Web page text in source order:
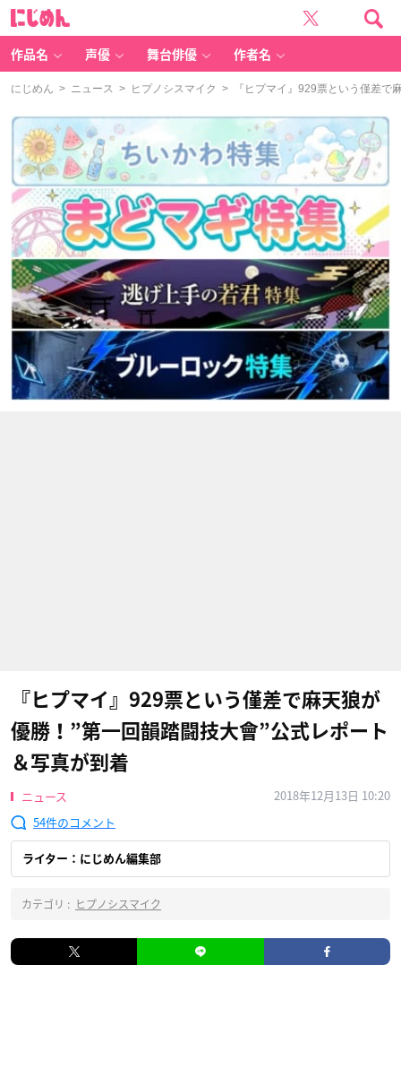
作品名 声優 舞台俳優 作者名
にじめん > ニュース > ヒプノシスマイク > 『ヒプマイ』929票という僅差で
『ヒプマイ』929票という僅差で麻天狼が
優勝！”第一回韻踏闘技大會”公式レポート
＆写真が到着
ニュース
2018年12月13日 10:20
54
ライター：にじめん編集部
カテゴリ : ヒプノシスマイク